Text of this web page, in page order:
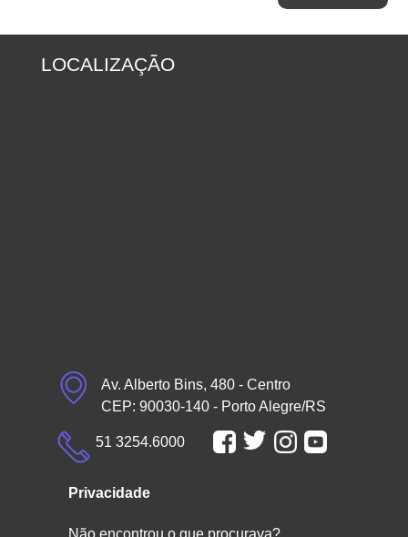
LOCALIZAÇÃO
Av. Alberto Bins, 480 - Centro
CEP: 90030-140 - Porto Alegre/RS
51 3254.6000
Privacidade